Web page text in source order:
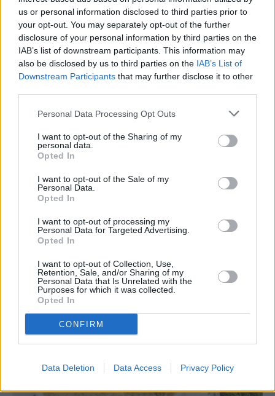
us or personal information disclosed to third parties prior to
your opt-out. You may separately opt-out of the further
disclosure of your personal information by third parties on the
IAB’s list of downstream participants. This information may
also be disclosed by us to third parties on the IAB’s List of
Downstream Participants that may further disclose it to other
Personal Data Processing Opt Outs
I want to opt-out of the Sharing of my
personal data.
Opted In
I want to opt-out of the Sale of my
Personal Data.
Opted In
I want to opt-out of processing my
Personal Data for Targeted Advertising.
Opted In
I want to opt-out of Collection, Use,
Retention, Sale, and/or Sharing of my
Personal Data that Is Unrelated with the
Purposes for which it was collected.
Opted In
CONFIRM
Data Deletion Data Access Privacy Policy
«Δεν πήγα στον επιτάφιο, δεν έβαψα αυγά,
δεν θα κάνω πασχαλινό τραπέζι. Μαζεύω
λεφτά για το ρεύμα…»
TAGS:
ΜΕΓΑΛΟ ΣΑΒΒΑΤΟ
Ακολουθήστε τις ειδήσεις του
ipliroforia.gr στο Google News
ΔΙΑΒΑΣΤΕ ΑΚΟΜΗ